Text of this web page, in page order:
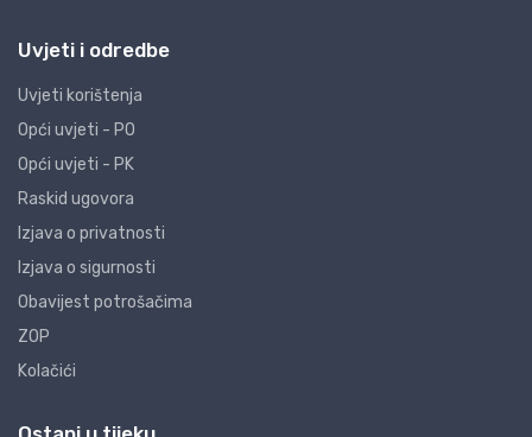
Uvjeti i odredbe
Uvjeti korištenja
Opći uvjeti - PO
Opći uvjeti - PK
Raskid ugovora
Izjava o privatnosti
Izjava o sigurnosti
Obavijest potrošačima
ZOP
Kolačići